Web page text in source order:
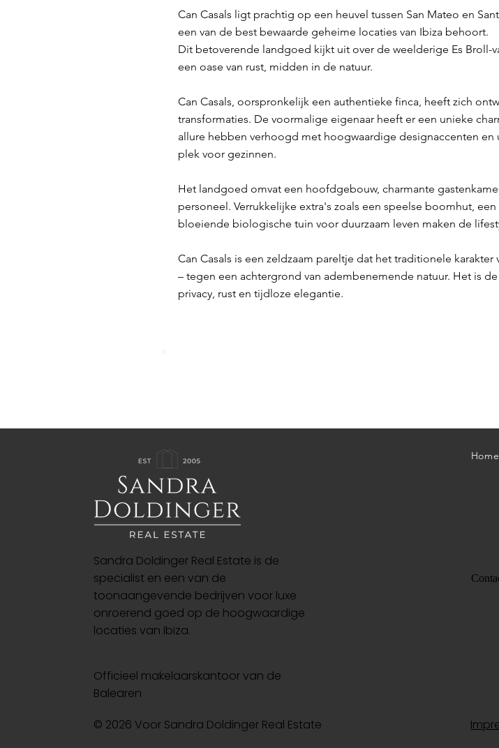
Can Casals ligt prachtig op een heuvel tussen San Mateo en
een van de best bewaarde geheime locaties van Ibiza behoort.
Dit betoverende landgoed kijkt uit over de weelderige Es
een oase van rust, midden in de natuur.
Can Casals, oorspronkelijk een authentieke finca, heeft zich
transformaties. De voormalige eigenaar heeft er een unieke
allure hebben verhoogd met hoogwaardige designaccenten
plek voor gezinnen.
Het landgoed omvat een hoofdgebouw, charmante
personeel. Verrukkelijke extra's zoals een speelse boomhut,
bloeiende biologische tuin voor duurzaam leven maken de
Can Casals is een zeldzaam pareltje dat het traditionele
– tegen een achtergrond van adembenemende natuur. Het is
privacy, rust en tijdloze elegantie.
Sandra Doldinger Real Estate is de
specialist en een van de
toonaangevende bedrijven voor luxe
onroerend goed op de hoogwaardige
locaties van Ibiza.
Officieel makelaarskantoor van de
Balearen
© 2026 Voor Sandra Doldinger Real Estate
Home